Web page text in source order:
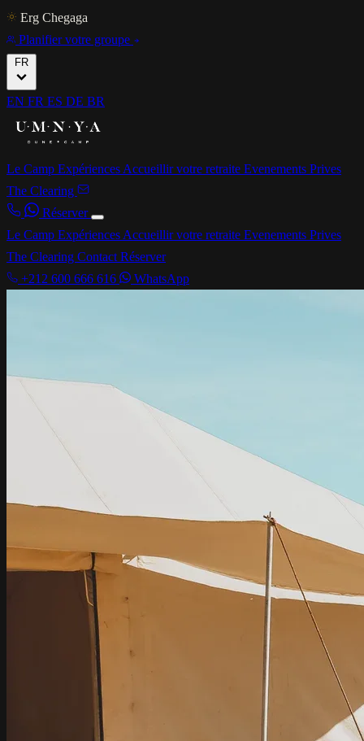
Erg Chegaga
Planifier votre groupe
FR
EN FR ES DE BR
Le Camp Expériences Accueillir votre retraite Evenements Prives
The Clearing
Réserver
Le Camp Expériences Accueillir votre retraite Evenements Prives
The Clearing Contact Réserver
+212 600 666 616
WhatsApp